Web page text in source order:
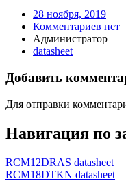
28 ноября, 2019
Комментариев нет
Администратор
datasheet
Добавить
Для отправки
Навигация по
RCM12DRAS datasheet
RCM18DTKN datasheet